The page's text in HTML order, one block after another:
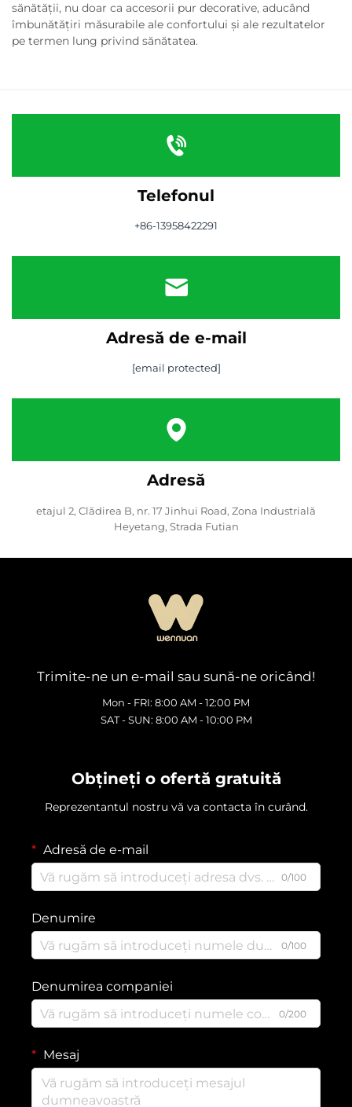
sănătății, nu doar ca accesorii pur decorative, aducând
îmbunătățiri măsurabile ale confortului și ale rezultatelor
pe termen lung privind sănătatea.
Telefonul
+86-13958422291
Adresă de e-mail
[email protected]
Adresă
etajul 2, Clădirea B, nr. 17 Jinhui Road, Zona Industrială
Heyetang, Strada Futian
Trimite-ne un e-mail sau sună-ne oricând!
Mon - FRI: 8:00 AM - 12:00 PM
SAT - SUN: 8:00 AM - 10:00 PM
Obțineți o ofertă gratuită
Reprezentantul nostru vă va contacta în curând.
Adresă de e-mail
0/100
Denumire
0/100
Denumirea companiei
0/200
Mesaj